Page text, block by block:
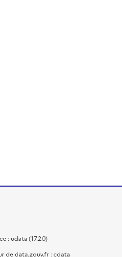
: udata (17.2.0)
de data.gouv.fr : cdata